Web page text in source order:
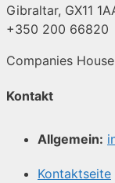
Gibraltar, GX11
+350 200 66820
Companies
Kontakt
Allgemein:
Kontaktseite